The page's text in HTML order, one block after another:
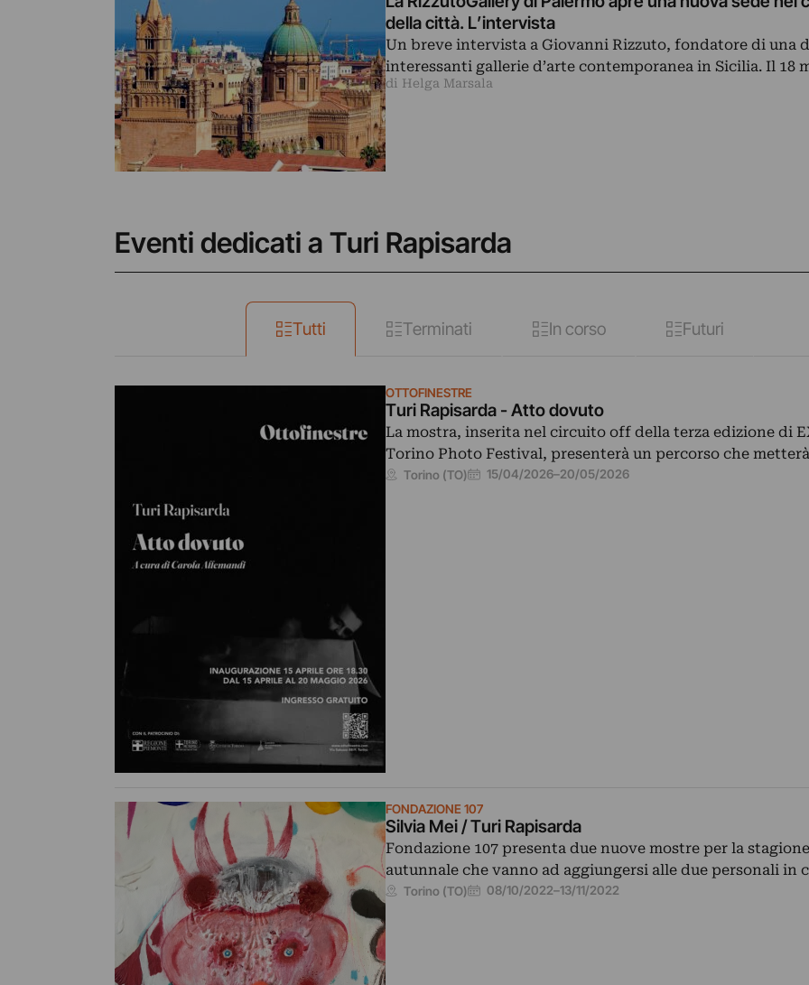
della città. L’intervista
Un breve intervista a Giovanni Rizzuto, fondatore di una
interessanti gallerie d’arte contemporanea in Sicilia. Il 18
di Helga Marsala
Eventi dedicati a Turi Rapisarda
Tutti Terminati In corso Futuri
OTTOFINESTRE
Turi Rapisarda - Atto dovuto
La mostra, inserita nel circuito off della terza edizione di
Torino Photo Festival, presenterà un percorso che
Torino (TO) 15/04/2026–20/05/2026
FONDAZIONE 107
Silvia Mei / Turi Rapisarda
Fondazione 107 presenta due nuove mostre per la stagione
autunnale che vanno ad aggiungersi alle due personali in
Torino (TO) 08/10/2022–13/11/2022